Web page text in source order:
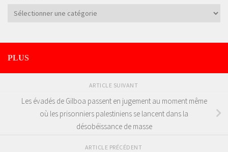
Catégories
PLUS
ARTICLE SUIVANT
Les évadés de Gilboa passent en jugement au moment même
où les prisonniers palestiniens se lancent dans la
désobéissance de masse
ARTICLE PRÉCÉDENT